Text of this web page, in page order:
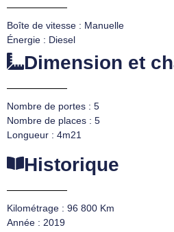
Boîte de vitesse : Manuelle
Énergie : Diesel
Dimension et
Nombre de portes : 5
Nombre de places : 5
Longueur : 4m21
Historique
Kilométrage : 96 800 Km
Année : 2019